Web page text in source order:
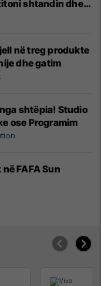
shtandin dhe
e investimit
në treg produkte
dhe gatim
shtëpia! Studio
ose Programim
FAFA Sun